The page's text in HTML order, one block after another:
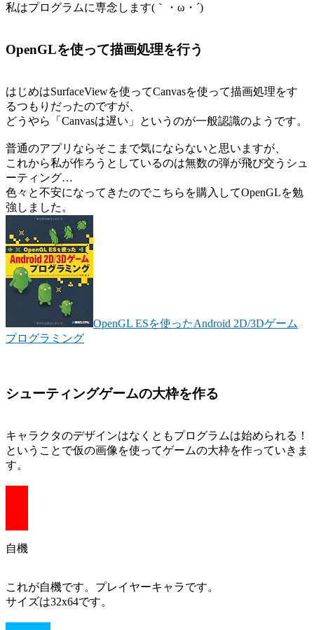
私はプログラムに専念します(｀・ω・´)
OpenGLを使って描画処理を行う
はじめはSurfaceViewを使ってCanvasを使って描画処理をす
るつもりだったのですが、
どうやら「Canvasは遅い」というのが一般認識のようです。
普通のアプリならそこまで気にならないと思いますが、
これから私が作ろうとしているのは無数の弾が飛び交うシュ
ーティング…
色々と不安になってきたのでこちらを購入してOpenGLを勉
強しました。
OpenGL ESを使ったAndroid 2D/3Dゲーム
プログラミング
シューティングゲームの大枠を作る
キャラクタのデザインはなくともプログラムは始められる！
ということで仮の画像を使ってゲームの大枠を作っていきま
す。
自機
これが自機です。プレイヤーキャラです。
サイズは32x64です。